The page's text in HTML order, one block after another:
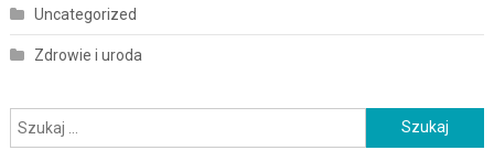
Uncategorized
Zdrowie i uroda
Szukaj: